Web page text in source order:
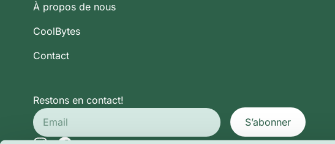
À propos de nous
CoolBytes
Contact
Restons en contact!
S’abonner